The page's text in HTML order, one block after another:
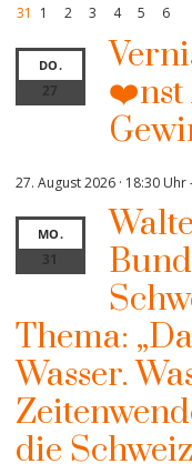
31
1 2 3 4 5 6
DO.
27
❤️nst
27. August 2026 · 18:30 Uhr
MO.
31
Thema:
Wasser.
die